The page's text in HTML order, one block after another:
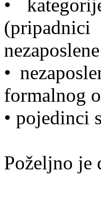
•
•
formalnog
• pojedinci
Poželjno je